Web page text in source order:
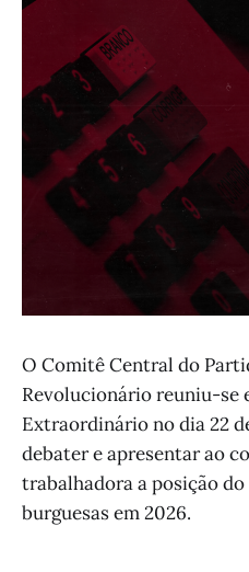
O Comitê Central do
Revolucionário reuniu-se
Extraordinário no dia 22
debater e apresentar ao
trabalhadora a posição do
burguesas em 2026.